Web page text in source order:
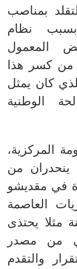
بمناصب
بسبب نظام
المعمول
من كسر هذا
كان يمثل
الوطنية
المركزية،
من
في مقديشو
العاصمة
مثلا يحتذى
من مصدر
والتقدم